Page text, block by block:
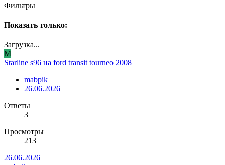
Фильтры
Показать только:
Загрузка...
M
Starline s96 на ford transit tourneo 2008
mabpik
26.06.2026
Ответы
3
Просмотры
213
26.06.2026